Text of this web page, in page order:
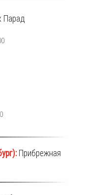
Парад
): Прибрежная